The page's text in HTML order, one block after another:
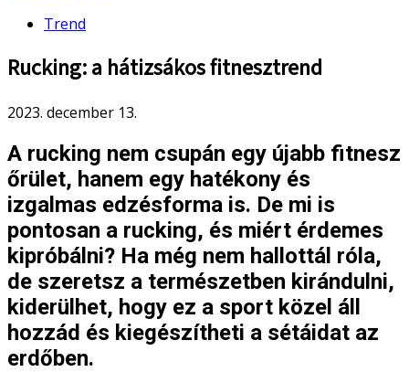
Trend
Rucking: a hátizsákos fitnesztrend
2023. december 13.
A rucking nem csupán egy újabb fitnesz
őrület, hanem egy hatékony és
izgalmas edzésforma is. De mi is
pontosan a rucking, és miért érdemes
kipróbálni? Ha még nem hallottál róla,
de szeretsz a természetben kirándulni,
kiderülhet, hogy ez a sport közel áll
hozzád és kiegészítheti a sétáidat az
erdőben.